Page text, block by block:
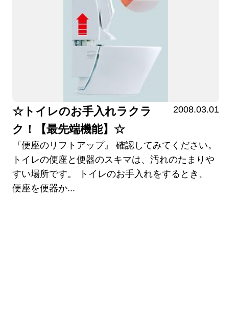
☆トイレのお手入れラクラ
ク！【最先端機能】☆
2008.03.01
『便座のリフトアップ』 確認してみてください。
トイレの便座と便器のスキマは、汚れのたまりや
すい場所です。 トイレのお手入れをするとき、
便座を便器か...